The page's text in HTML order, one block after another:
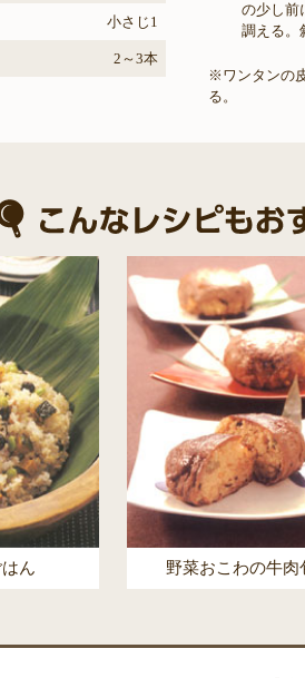
小さじ1
2～3本
の少し前
調える。
※ワンタンの
る。
ん 野菜おこわの牛肉